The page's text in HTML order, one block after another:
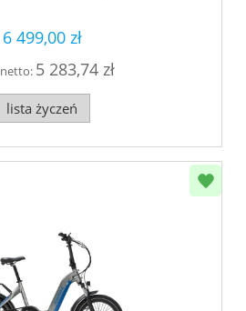
6 499,00 zł
5 283,74 zł
lista życzeń